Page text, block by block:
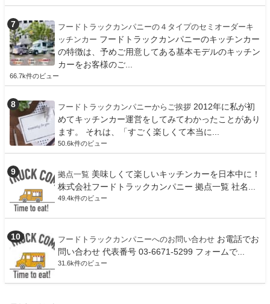
フードトラックカンパニーの４タイプのセミオーダーキ
ッチンカー フードトラックカンパニーのキッチンカー
の特徴は、予めご用意してある基本モデルのキッチン
カーをお客様のご...
66.7k件のビュー
フードトラックカンパニーからご挨拶 2012年に私が初
めてキッチンカー運営をしてみてわかったことがあり
ます。 それは、「すごく楽しくて本当に...
50.6k件のビュー
拠点一覧 美味しくて楽しいキッチンカーを日本中に！
株式会社フードトラックカンパニー 拠点一覧 社名...
49.4k件のビュー
フードトラックカンパニーへのお問い合わせ お電話でお
問い合わせ 代表番号 03-6671-5299 フォームで...
31.6k件のビュー